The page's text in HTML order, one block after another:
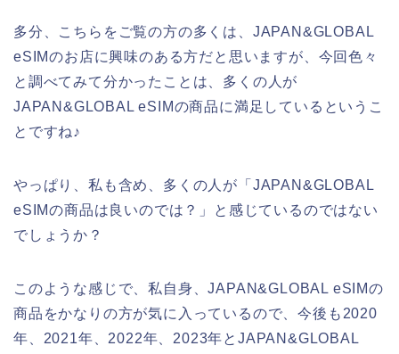
多分、こちらをご覧の方の多くは、JAPAN&GLOBAL
eSIMのお店に興味のある方だと思いますが、今回色々
と調べてみて分かったことは、多くの人が
JAPAN&GLOBAL eSIMの商品に満足しているというこ
とですね♪
やっぱり、私も含め、多くの人が「JAPAN&GLOBAL
eSIMの商品は良いのでは？」と感じているのではない
でしょうか？
このような感じで、私自身、JAPAN&GLOBAL eSIMの
商品をかなりの方が気に入っているので、今後も2020
年、2021年、2022年、2023年とJAPAN&GLOBAL